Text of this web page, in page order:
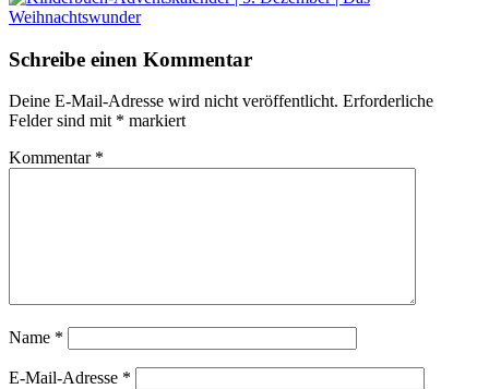
Leser-
Schreibe einen Kommentar
Deine E-Mail-Adresse wird nicht veröffentlicht. Erforderliche
Felder sind mit * markiert
Kommentar *
Name *
E-Mail-Adresse *